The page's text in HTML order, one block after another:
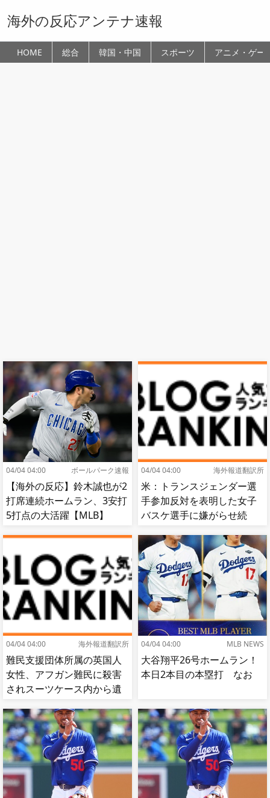
海外の反応アンテナ速報
HOME 総合 韓国・中国 スポーツ アニメ・ゲー
04/04 04:00 ボールパーク速報
【海外の反応】鈴木誠也が2
打席連続ホームラン、3安打
5打点の大活躍【MLB】
04/04 04:00 海外報道翻訳所
米：トランスジェンダー選
手参加反対を表明した女子
バスケ選手に嫌がらせ続
肘鉄を顔面に食らう[海外の
反応]
04/04 04:00 海外報道翻訳所
難民支援団体所属の英国人
女性、アフガン難民に殺害
されスーツケース内から遺
応]
04/04 04:00 MLB NEWS
大谷翔平26号ホームラン！
本日2本目の本塁打 なお